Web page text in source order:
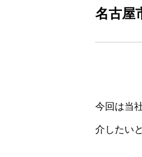
名古屋
今回は当
介したい